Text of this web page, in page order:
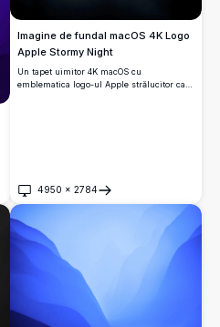
Imagine de fundal macOS 4K Logo
Apple Stormy Night
Un tapet uimitor 4K macOS cu
emblematica logo-ul Apple strălucitor care
4950 × 2784
Deschide